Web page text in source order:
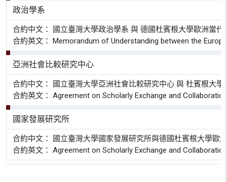
政治學系
合約中文： 國立臺灣大學政治學系 與 德國杜賓根大學歐洲當
合約英文： Memorandum of Understanding between the
亞洲社會比較研究中心
合約中文： 國立臺灣大學亞洲社會比較研究中心 與 杜賓根大
合約英文： Agreement on Scholarly Exchange and
國家發展研究所
合約中文： 國立臺灣大學國家發展研究所與德國杜賓根大學歐
合約英文： Agreement on Scholarly Exchange and